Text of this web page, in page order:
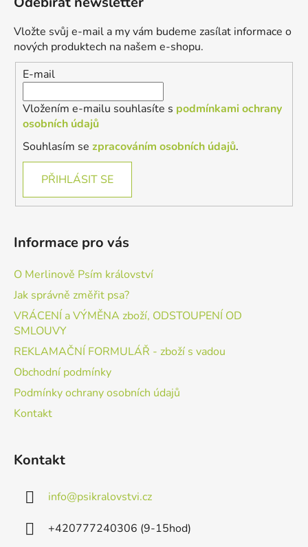
Vložte svůj e-mail a my vám budeme zasílat informace o
nových produktech na našem e-shopu.
E-mail
Vložením e-mailu souhlasíte s podmínkami ochrany
osobních údajů
Souhlasím se zpracováním osobních údajů.
PŘIHLÁSIT SE
Informace pro vás
O Merlinově Psím království
Jak správně změřit psa?
VRÁCENÍ a VÝMĚNA zboží, ODSTOUPENÍ OD
SMLOUVY
REKLAMAČNÍ FORMULÁŘ - zboží s vadou
Obchodní podmínky
Podmínky ochrany osobních údajů
Kontakt
Kontakt
info@psikralovstvi.cz
+420777240306 (9-15hod)